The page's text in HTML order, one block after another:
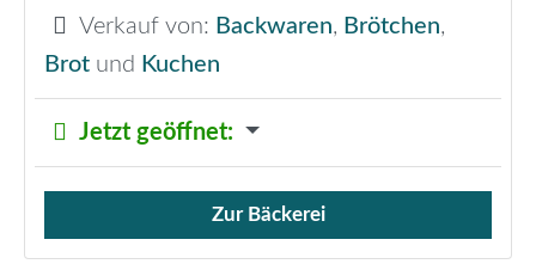
Verkauf von: Backwaren, Brötchen,
Brot und Kuchen
Jetzt geöffnet:
Verkauf von Brötchen,
Zur Bäckerei